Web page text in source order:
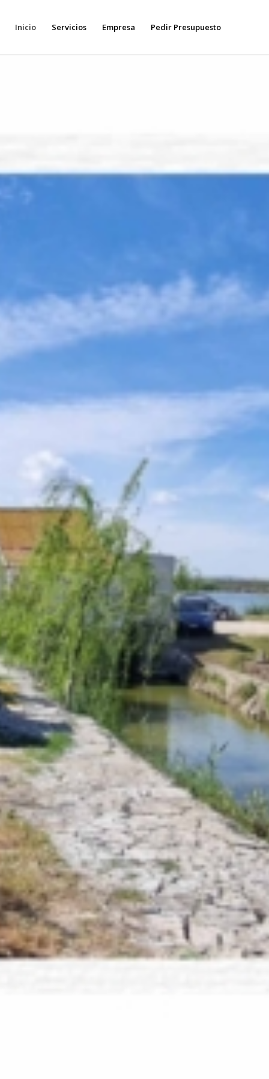
Inicio Servicios Empresa Pedir Presupuesto